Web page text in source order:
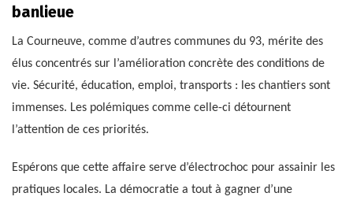
banlieue
La Courneuve, comme d’autres communes du 93, mérite des
élus concentrés sur l’amélioration concrète des conditions de
vie. Sécurité, éducation, emploi, transports : les chantiers sont
immenses. Les polémiques comme celle-ci détournent
l’attention de ces priorités.
Espérons que cette affaire serve d’électrochoc pour assainir les
pratiques locales. La démocratie a tout à gagner d’une